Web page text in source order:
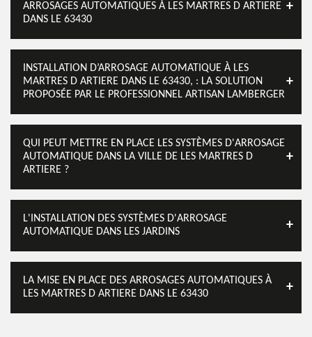
ARROSAGES AUTOMATIQUES À LES MARTRES D ARTIERE
DANS LE 63430
INSTALLATION D’ARROSAGE AUTOMATIQUE À LES
MARTRES D ARTIERE DANS LE 63430, : LA SOLUTION
PROPOSÉE PAR LE PROFESSIONNEL ARTISAN LAMBERGER
QUI PEUT METTRE EN PLACE LES SYSTÈMES D'ARROSAGE
AUTOMATIQUE DANS LA VILLE DE LES MARTRES D
ARTIERE ?
L'INSTALLATION DES SYSTÈMES D'ARROSAGE
AUTOMATIQUE DANS LES JARDINS
LA MISE EN PLACE DES ARROSAGES AUTOMATIQUES À
LES MARTRES D ARTIERE DANS LE 63430